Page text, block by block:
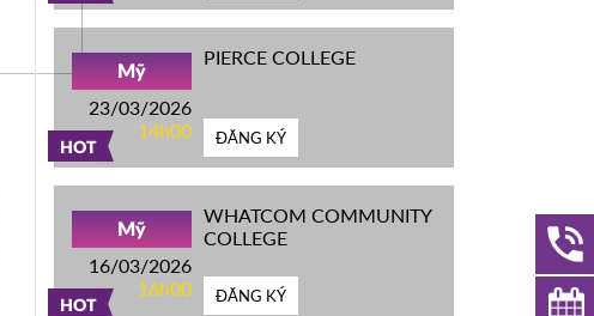
HOT
Mỹ
23/03/2026
14h00
PIERCE COLLEGE
ĐĂNG KÝ
HOT
Mỹ
16/03/2026
16h00
WHATCOM COMMUNITY
COLLEGE
ĐĂNG KÝ